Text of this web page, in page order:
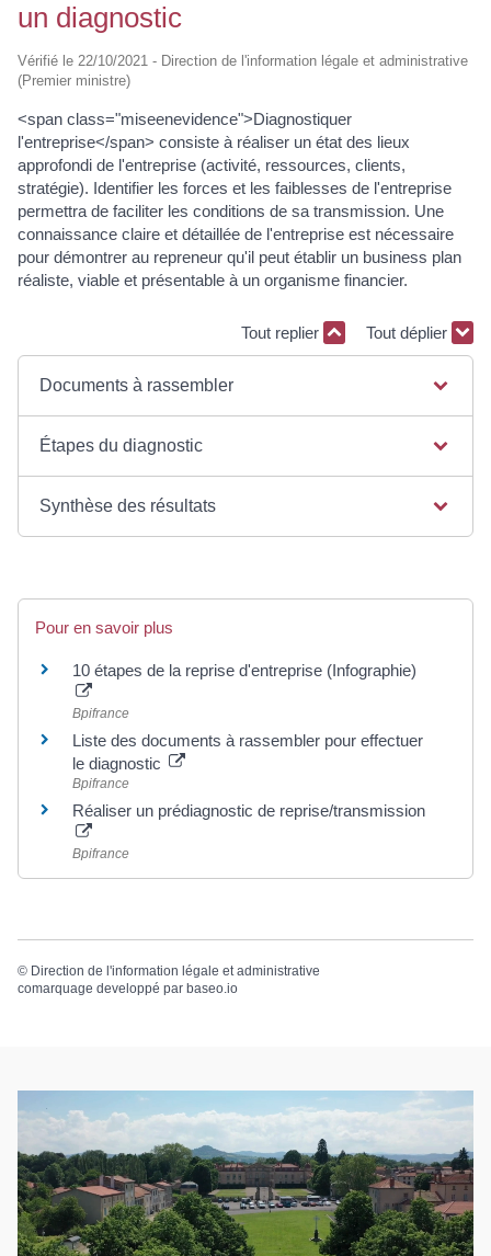
un diagnostic
Vérifié le 22/10/2021 - Direction de l'information légale et administrative
(Premier ministre)
<span class="miseenevidence">Diagnostiquer
l'entreprise</span> consiste à réaliser un état des lieux
approfondi de l'entreprise (activité, ressources, clients,
stratégie). Identifier les forces et les faiblesses de l'entreprise
permettra de faciliter les conditions de sa transmission. Une
connaissance claire et détaillée de l'entreprise est nécessaire
pour démontrer au repreneur qu'il peut établir un business plan
réaliste, viable et présentable à un organisme financier.
Tout replier Tout déplier
Documents à rassembler
Étapes du diagnostic
Synthèse des résultats
Pour en savoir plus
10 étapes de la reprise d'entreprise (Infographie)
Bpifrance
Liste des documents à rassembler pour effectuer
le diagnostic
Bpifrance
Réaliser un prédiagnostic de reprise/transmission
Bpifrance
© Direction de l'information légale et administrative
comarquage developpé par baseo.io